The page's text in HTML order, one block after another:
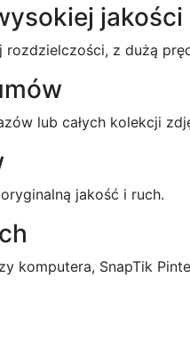
jakości
z dużą
lub całych kolekcji
jakość i ruch.
SnapTik